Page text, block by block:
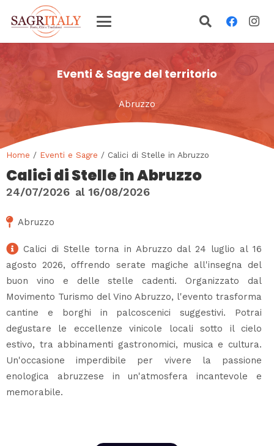
Eventi & Sagre del territorio
Abruzzo
Home / Eventi e Sagre / Calici di Stelle in Abruzzo
Calici di Stelle in Abruzzo
24/07/2026 al 16/08/2026
Abruzzo
Calici di Stelle torna in Abruzzo dal 24 luglio al 16
agosto 2026, offrendo serate magiche all'insegna del
buon vino e delle stelle cadenti. Organizzato dal
Movimento Turismo del Vino Abruzzo, l'evento trasforma
cantine e borghi in palcoscenici suggestivi. Potrai
degustare le eccellenze vinicole locali sotto il cielo
estivo, tra abbinamenti gastronomici, musica e cultura.
Un'occasione imperdibile per vivere la passione
enologica abruzzese in un'atmosfera incantevole e
memorabile.